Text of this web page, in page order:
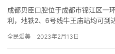
成都贝臣口腔位于成都市锦江区一
利，地铁2、6号线牛王庙站均可到
的…
全民爱美 2023年2月13日